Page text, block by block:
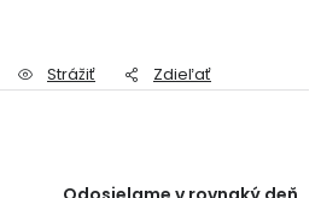
Strážiť Zdieľať